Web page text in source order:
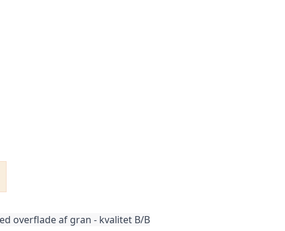
overflade af gran - kvalitet B/B